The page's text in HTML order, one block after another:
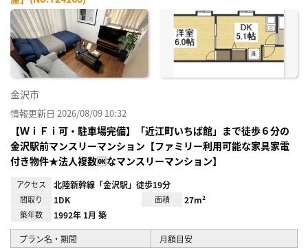
に入
り登
録
金沢市
情報更新日 2026/08/09 10:32
【ＷｉＦｉ可・駐車場完備】「近江町いちば館」まで徒歩６分の
金沢駅前マンスリーマンション【ファミリー利用可能な家具家電
付き物件★法人複数🆗なマンスリーマンション】
アクセス 北陸新幹線「金沢駅」徒歩19分
間取り 1DK 面積 27m²
築年数 1992年 1月 築
プラン名・期間 月額目安